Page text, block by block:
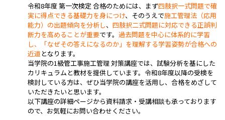
令和8年度 第一次検定 合格のためには、まず四肢択一式問題で確
実に得点できる基礎力を身につけ、そのうえで施工管理法（応用
能力）の出題傾向を分析し、 四肢択二式問題に対応できる正誤判
断力を高めることが重要です。 過去問題を中心に体系的に学習
し、「なぜその答えになるのか」を理解する学習姿勢が合格への
近道 となります。
当学院の1級管工事施工管理 対策講座では、試験分析を基にした
カリキュラムと教材を提供しています。令和8年度以降の受検を
検討している方は、ぜひ当学院の講座を活用し、合格をめざして
いただきたいと思います。
以下講座の詳細ページから資料請求・受講相談も承っております
ので、お気軽にお問い合わせください。